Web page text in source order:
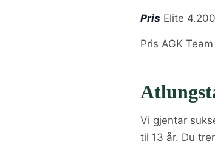
Pris Elite
Pris AGK
Vi gjentar
til 13 år. Du